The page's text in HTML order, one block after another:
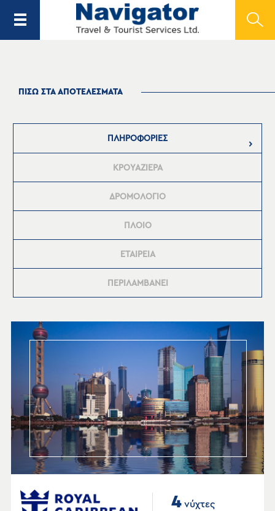
ΠΙΣΩ ΣΤΑ ΑΠΟΤΕΛΕΣΜΑΤΑ
ΠΛΗΡΟΦΟΡΙΕΣ
ΚΡΟΥΑΖΙΕΡΑ
ΔΡΟΜΟΛΟΓΙΟ
ΠΛΟΙΟ
ΕΤΑΙΡΕΙΑ
ΠΕΡΙΛΑΜΒΑΝΕΙ
4 νύχτες